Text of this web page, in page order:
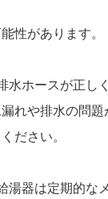
性があります。
水ホースが正し
れや排水の問題
ださい。
器は定期的な